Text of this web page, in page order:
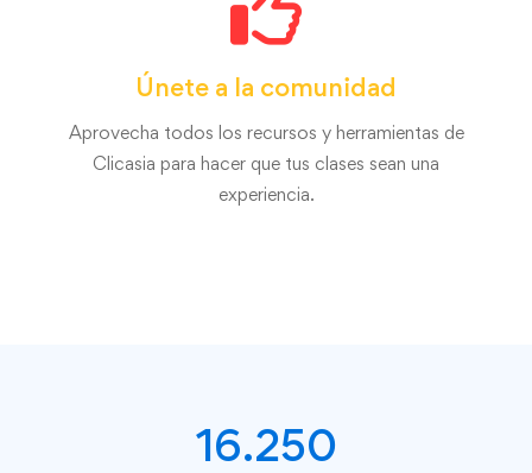
Únete a la comunidad
Aprovecha todos los recursos y herramientas de
Clicasia para hacer que tus clases sean una
experiencia.
18.750